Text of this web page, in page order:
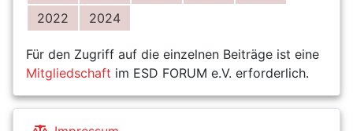
2022
2024
Für den Zugriff auf die einzelnen Beiträge ist eine
Mitgliedschaft im ESD FORUM e.V. erforderlich.